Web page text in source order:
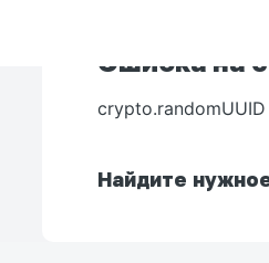
Ошибка на
Найдите